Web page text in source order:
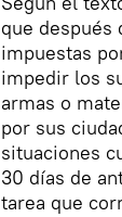
que después
impuestas
impedir los
armas o
por sus
situaciones
30 días de
tarea que